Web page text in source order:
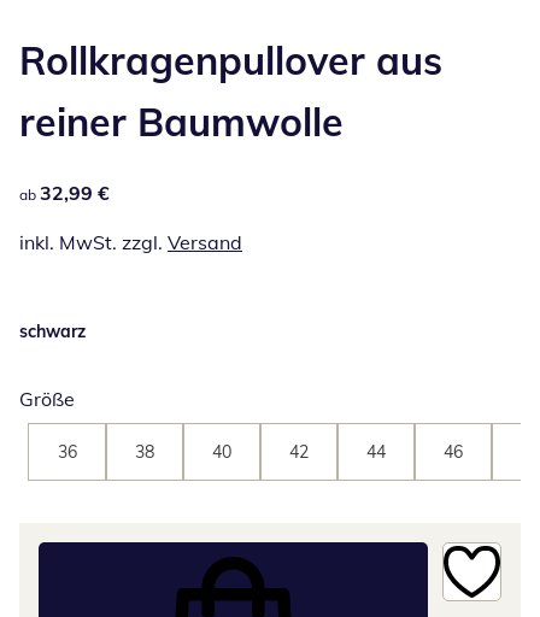
Rollkragenpullover aus
reiner Baumwolle
32,99 €
ab 32,99 €
inkl. MwSt. zzgl. Versand
schwarz
Größe
36 38 40 42 44 46